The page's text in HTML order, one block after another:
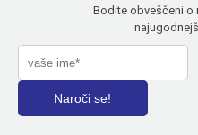
Bodite obveščeni o